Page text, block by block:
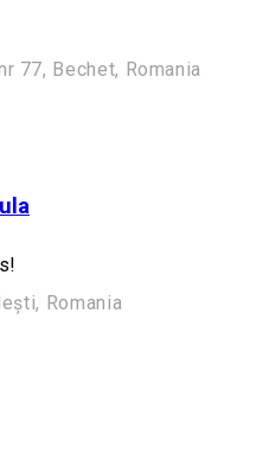
77, Bechet, Romania
Romania